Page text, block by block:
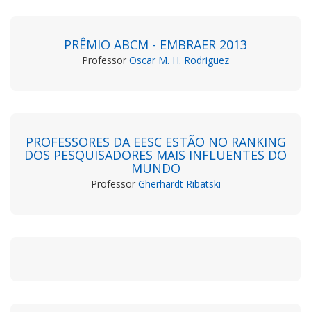
PRÊMIO ABCM - EMBRAER 2013
Professor Oscar M. H. Rodriguez
PROFESSORES DA EESC ESTÃO NO RANKING
DOS PESQUISADORES MAIS INFLUENTES DO
MUNDO
Professor Gherhardt Ribatski